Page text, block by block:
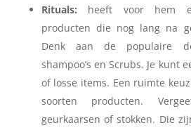
Rituals: heeft voor hem
producten die nog lang na
Denk aan de populaire
shampoo’s en Scrubs. Je kunt
of losse items. Een ruimte
soorten producten.
geurkaarsen of stokken. Die